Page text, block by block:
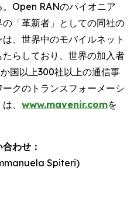
Open RANのパイオニア
「革新者」としての同社の
、世界中のモバイルネット
らしており、世界の加入者
国以上300社以上の通信事
クのトランスフォーメーシ
、 www.mavenir.comを
わせ：
Spiteri)